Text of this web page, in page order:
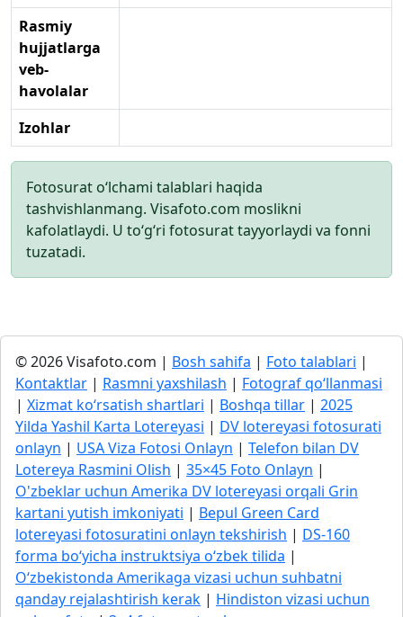
Rasmiy
hujjatlarga
veb-
havolalar
Izohlar
Fotosurat o‘lchami talablari haqida
tashvishlanmang. Visafoto.com moslikni
kafolatlaydi. U to‘g‘ri fotosurat tayyorlaydi va fonni
tuzatadi.
© 2026 Visafoto.com | Bosh sahifa | Foto talablari |
Kontaktlar | Rasmni yaxshilash | Fotograf qo‘llanmasi
| Xizmat ko‘rsatish shartlari | Boshqa tillar | 2025
Yilda Yashil Karta Lotereyasi | DV lotereyasi fotosurati
onlayn | USA Viza Fotosi Onlayn | Telefon bilan DV
Lotereya Rasmini Olish | 35×45 Foto Onlayn |
O'zbeklar uchun Amerika DV lotereyasi orqali Grin
kartani yutish imkoniyati | Bepul Green Card
lotereyasi fotosuratini onlayn tekshirish | DS-160
forma bo‘yicha instruktsiya o‘zbek tilida |
O‘zbekistonda Amerikaga vizasi uchun suhbatni
qanday rejalashtirish kerak | Hindiston vizasi uchun